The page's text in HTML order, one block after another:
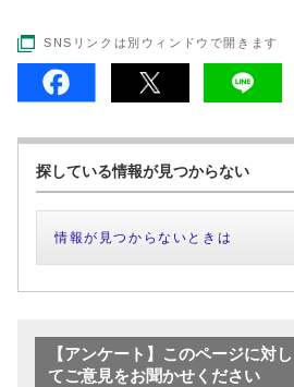
SNSリンクは別ウィンドウで開きます
探している情報が見つからない
情報が見つからないときは
【アンケート】このページに対し
てご意見をお聞かせください